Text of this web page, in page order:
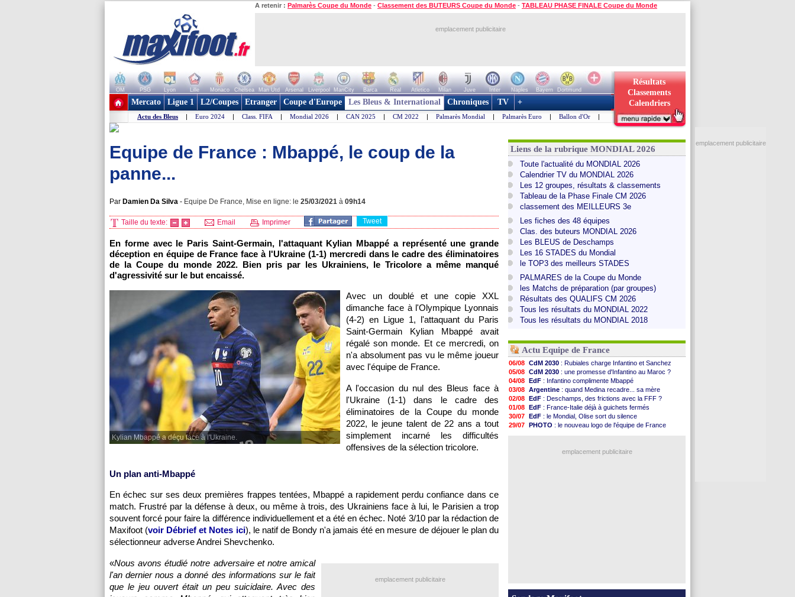
A retenir : Palmarès Coupe du Monde - Classement des BUTEURS Coupe du Monde - TABLEAU PHASE FINALE Coupe du Monde
emplacement publicitaire
OM PSG Lyon Lille Monaco Chelsea Man Utd Arsenal Liverpool ManCity Barca Real Atletico Milan Juve Inter Naples Bayern
Dortmund
+ de clubs
Résultats
Classements
Calendriers
Mercato Ligue 1 L2/Coupes Etranger Coupe d'Europe Les Bleus & International Chroniques TV +
Actu des Bleus | Euro 2024 | Class. FIFA | Mondial 2026 | CAN 2025 | CM 2022 | Palmarès Mondial | Palmarès Euro | Ballon d'Or |
Equipe de France : Mbappé, le coup de la
panne...
Par Damien Da Silva - Equipe De France, Mise en ligne: le 25/03/2021 à 09h14
Taille du texte: Email Imprimer Tweet
En forme avec le Paris Saint-Germain, l'attaquant Kylian Mbappé a représenté une grande
déception en équipe de France face à l'Ukraine (1-1) mercredi dans le cadre des éliminatoires
de la Coupe du monde 2022. Bien pris par les Ukrainiens, le Tricolore a même manqué
d'agressivité sur le but encaissé.
Kylian Mbappé a déçu face à l'Ukraine.
Avec un doublé et une copie XXL
dimanche face à l'Olympique Lyonnais
(4-2) en Ligue 1, l'attaquant du Paris
Saint-Germain Kylian Mbappé avait
régalé son monde. Et ce mercredi, on
n'a absolument pas vu le même joueur
avec l'équipe de France.
A l'occasion du nul des Bleus face à
l'Ukraine (1-1) dans le cadre des
éliminatoires de la Coupe du monde
2022, le jeune talent de 22 ans a tout
simplement incarné les difficultés
offensives de la sélection tricolore.
Un plan anti-Mbappé
En échec sur ses deux premières frappes tentées, Mbappé a rapidement perdu confiance dans ce
match. Frustré par la défense à deux, ou même à trois, des Ukrainiens face à lui, le Parisien a trop
souvent forcé pour faire la différence individuellement et a été en échec. Noté 3/10 par la rédaction de
Maxifoot (voir Débrief et Notes ici), le natif de Bondy n'a jamais été en mesure de déjouer le plan du
sélectionneur adverse Andrei Shevchenko.
emplacement publicitaire
«Nous avons étudié notre adversaire et notre amical
l'an dernier nous a donné des informations sur le fait
que le jeu ouvert était un peu suicidaire. Avec des
Liens de la rubrique MONDIAL 2026
Toute l'actualité du MONDIAL 2026
Calendrier TV du MONDIAL 2026
Les 12 groupes, résultats & classements
Tableau de la Phase Finale CM 2026
classement des MEILLEURS 3e
Les fiches des 48 équipes
Clas. des buteurs MONDIAL 2026
Les BLEUS de Deschamps
Les 16 STADES du Mondial
le TOP3 des meilleurs STADES
PALMARES de la Coupe du Monde
les Matchs de préparation (par groupes)
Résultats des QUALIFS CM 2026
Tous les résultats du MONDIAL 2022
Tous les résultats du MONDIAL 2018
Actu Equipe de France
06/08 CdM 2030 : Rubiales charge Infantino et Sanchez
05/08 CdM 2030 : une promesse d'Infantino au Maroc ?
04/08 EdF : Infantino complimente Mbappé
03/08 Argentine : quand Medina recadre... sa mère
02/08 EdF : Deschamps, des frictions avec la FFF ?
01/08 EdF : France-Italie déjà à guichets fermés
30/07 EdF : le Mondial, Olise sort du silence
29/07 PHOTO : le nouveau logo de l'équipe de France
: Zidane pense déjà à un retour de Mendy
emplacement publicitaire
emplacement publicitaire